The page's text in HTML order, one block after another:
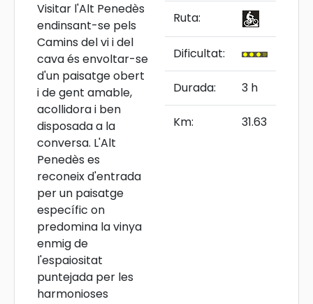
Visitar l'Alt Penedès
endinsant-se pels
Camins del vi i del
cava és envoltar-se
d'un paisatge obert
i de gent amable,
acollidora i ben
disposada a la
conversa. L'Alt
Penedès es
reconeix d'entrada
per un paisatge
específic on
predomina la vinya
enmig de
l'espaiositat
puntejada per les
harmonioses
Ruta:
Dificultat:
Durada: 3 h
Km: 31.63